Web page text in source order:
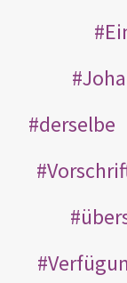
derselbe